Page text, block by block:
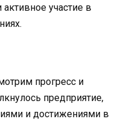
участие в
прогресс и
предприятие,
и достижениями в